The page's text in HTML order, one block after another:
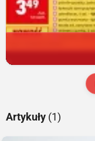
Artykuły (1)